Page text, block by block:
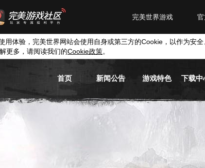
完美世界游戏
用体验，完美世界网站会使用自身或第三方的Cookie ，以作为安
更多，请阅读我们的Cookie政策。
首页 新闻公告 游戏特色 下载中
游戏新闻
活动信息
游戏背景
职业介绍